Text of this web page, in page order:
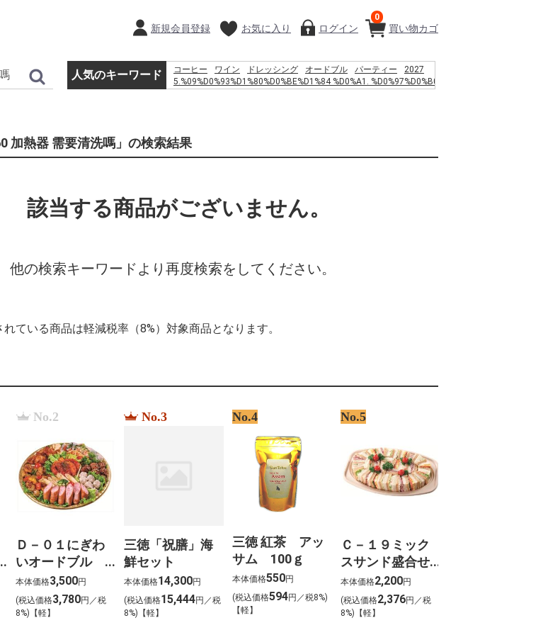
買い物カゴ
0
新規会員登録 お気に入り ログイン
人気のキーワード コーヒー ワイン ドレッシング オードブル パーティー
2027
5.%09%D0%93%D1%80%D0%BE%D1%84 %D0%A1. %D0%97%D0%B0
%EC%9D%B4%EC%9A%A9%EC%95%BD%EA%B4%80
%EB%8F%99%EC%9D%98
%E5%BA%83%E7%95%91 %E3%83%A9%E3%83%B3%E3%83%81
%EF%BC%91%EF%BC%92%EF%BC%93%E3%80%80%E5%A4%A7%E9%98%AA
%D1%83%D0%B3%D0%BE%D0%BB%D0%BA%D0%B0 %D0%B2
%D0%92%D0%A2%D0%A3%D0%9B%D0%9A%D0%90
%D0%91%D0%90%D0%9B%D0%9A%D0%98 sienta 2015
%D0%93%D0%9E%D0%94
%D0%B8%D0%BC%D0%BF%D0%B5%D1%80%D0%B8%D1%8F
%D0%B0%D0%BB%D1%8C%D1%82%D0%B0%D0%B8%D1%80
加熱器 需要清洗嗎」の検索結果
該当する商品がございません。
他の検索キーワードより再度検索をしてください。
ている商品は軽減税率（8%）対象商品となります。
No.2
Ｄ－０１にぎわ
いオードブル
（約４～５名様
向け） 大
本体価格3,500円
(税込価格3,780円／税
8%)【軽】
No.3
三徳「祝膳」海
鮮セット
本体価格14,300円
(税込価格15,444円／税
8%)【軽】
No.4
三徳 紅茶 アッ
サム 100ｇ
本体価格550円
(税込価格594円／税8%)
【軽】
No.5
Ｃ－１９ミック
スサンド盛合せ
（約３～４名様
向け）
本体価格2,200円
(税込価格2,376円／税
8%)【軽】